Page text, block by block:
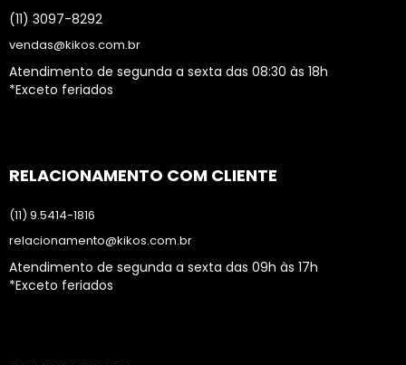
(11) 3097-8292
vendas@kikos.com.br
Atendimento de segunda a sexta das 08:30 às 18h
*Exceto feriados
RELACIONAMENTO COM CLIENTE
(11) 9.5414-1816
relacionamento@kikos.com.br
Atendimento de segunda a sexta das 09h às 17h
*Exceto feriados